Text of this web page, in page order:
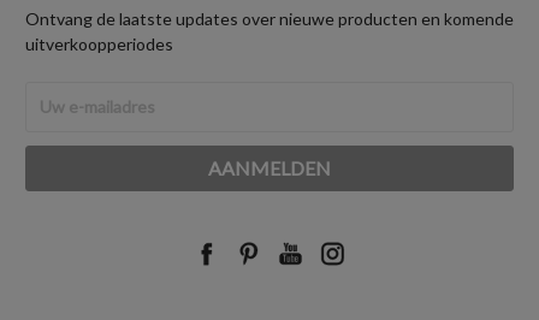
Ontvang de laatste updates over nieuwe producten en komende
uitverkoopperiodes
mailadres